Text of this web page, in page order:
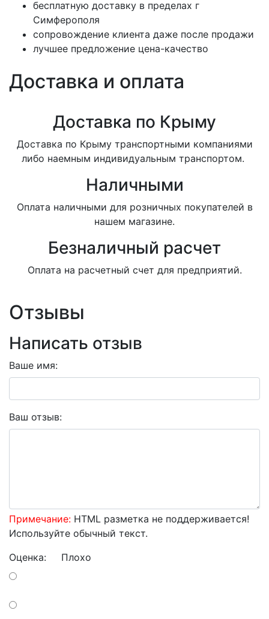
бесплатную доставку в пределах г
Симферополя
сопровождение клиента даже после продажи
лучшее предложение цена-качество
Доставка и оплата
Доставка по Крыму
Доставка по Крыму транспортными компаниями
либо наемным индивидуальным транспортом.
Наличными
Оплата наличными для розничных покупателей в
нашем магазине.
Безналичный расчет
Оплата на расчетный счет для предприятий.
Отзывы
Написать отзыв
Ваше имя:
Ваш отзыв:
Примечание: HTML разметка не поддерживается!
Используйте обычный текст.
Оценка: Плохо